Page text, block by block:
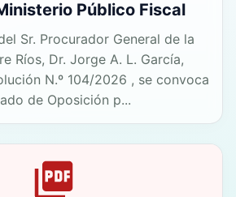
Público Fiscal
Sr. Procurador General de la
Ríos, Dr. Jorge A. L. García,
N.º 104/2026 , se convoca
de Oposición p...